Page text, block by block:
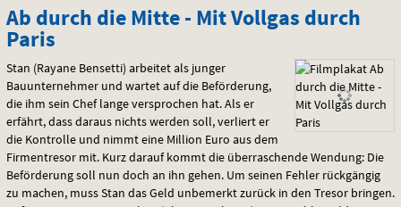
Ab
durch
die
Mitte
-
Mit
Ab durch die Mitte - Mit Vollgas durch
Paris
Stan (Rayane Bensetti) arbeitet als junger
Bauunternehmer und wartet auf die Beförderung,
die ihm sein Chef lange versprochen hat. Als er
erfährt, dass daraus nichts werden soll, verliert er
die Kontrolle und nimmt eine Million Euro aus dem
Firmentresor mit. Kurz darauf kommt die überraschende Wendung: Die
Beförderung soll nun doch an ihn gehen. Um seinen Fehler rückgängig
zu machen, muss Stan das Geld unbemerkt zurück in den Tresor bringen.